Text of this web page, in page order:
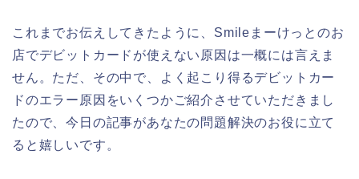
これまでお伝えしてきたように、Smileまーけっとのお
店でデビットカードが使えない原因は一概には言えま
せん。ただ、その中で、よく起こり得るデビットカー
ドのエラー原因をいくつかご紹介させていただきまし
たので、今日の記事があなたの問題解決のお役に立て
ると嬉しいです。